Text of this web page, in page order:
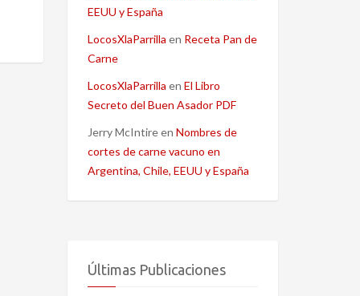
EEUU y España
LocosXlaParrilla en Receta Pan de
Carne
LocosXlaParrilla en El Libro
Secreto del Buen Asador PDF
Jerry McIntireen Nombres de
cortes de carne vacuno en
Argentina, Chile, EEUU y España
Últimas Publicaciones